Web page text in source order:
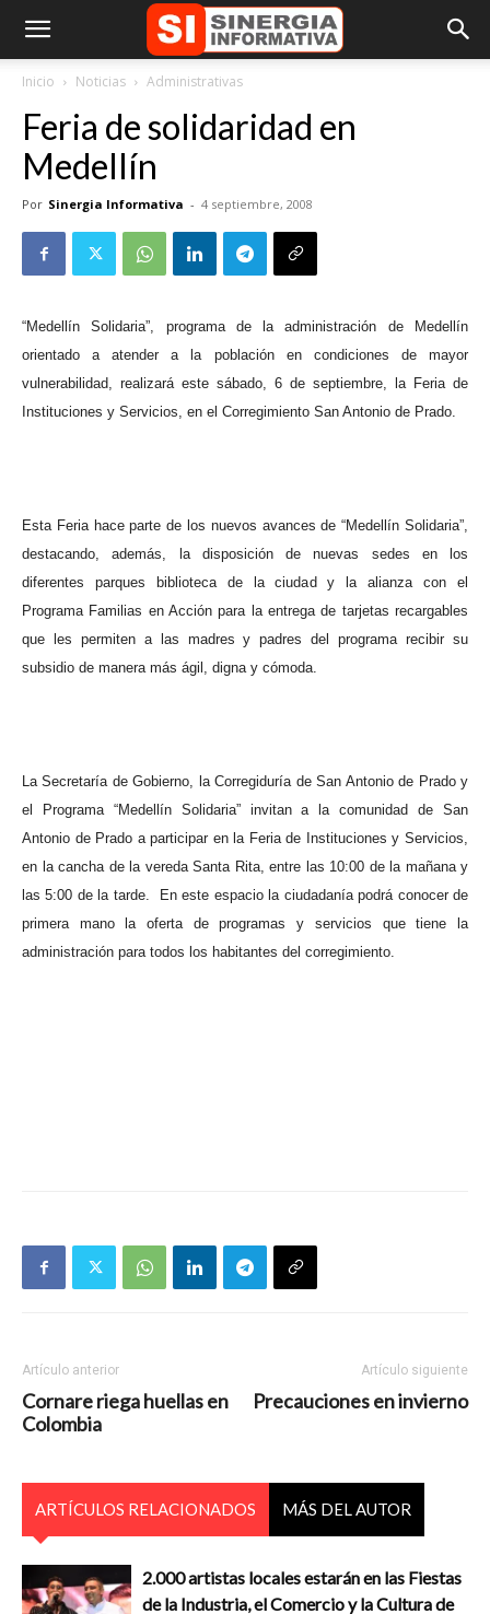
Inicio Noticias Administrativas
Feria de solidaridad en
Medellín
Por Sinergia Informativa - 4 septiembre, 2008
“Medellín Solidaria”, programa de la administración de Medellín
orientado a atender a la población en condiciones de mayor
vulnerabilidad, realizará este sábado, 6 de septiembre, la Feria de
Instituciones y Servicios, en el Corregimiento San Antonio de Prado.
Esta Feria hace parte de los nuevos avances de “Medellín Solidaria”,
destacando, además, la disposición de nuevas sedes en los
diferentes parques biblioteca de la ciudad y la alianza con el
Programa Familias en Acción para la entrega de tarjetas recargables
que les permiten a las madres y padres del programa recibir su
subsidio de manera más ágil, digna y cómoda.
La Secretaría de Gobierno, la Corregiduría de San Antonio de Prado y
el Programa “Medellín Solidaria” invitan a la comunidad de San
Antonio de Prado a participar en la Feria de Instituciones y Servicios,
en la cancha de la vereda Santa Rita, entre las 10:00 de la mañana y
las 5:00 de la tarde.
En este espacio la ciudadanía podrá conocer de
primera mano la oferta de programas y servicios que tiene la
administración para todos los habitantes del corregimiento.
Artículo anterior
Cornare riega huellas en
Colombia
Artículo siguiente
Precauciones en invierno
ARTÍCULOS RELACIONADOS MÁS DEL AUTOR
2.000 artistas locales estarán en las Fiestas
de la Industria, el Comercio y la Cultura de